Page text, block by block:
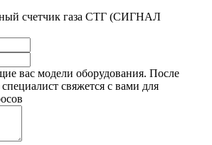
счетчик газа СТГ (СИГНАЛ
вас модели оборудования. После
свяжется с вами для